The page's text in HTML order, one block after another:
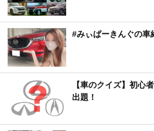
#みぃぱーきんぐの車
【車のクイズ】初心
出題！